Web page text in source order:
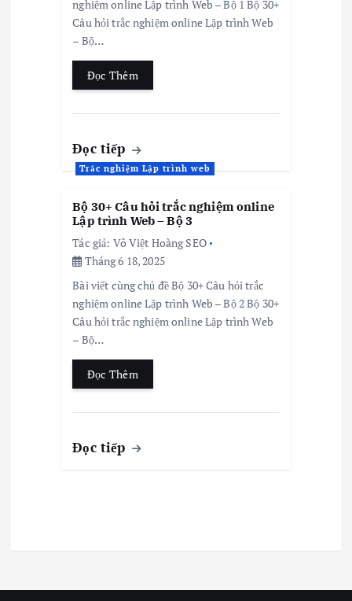
nghiệm online Lập trình Web – Bộ 1 Bộ 30+
Câu hỏi trắc nghiệm online Lập trình Web
– Bộ…
Đọc Thêm
Đọc tiếp
Trắc nghiệm Lập trình web
Bộ 30+ Câu hỏi trắc nghiệm online
Lập trình Web – Bộ 3
Tác giả: Võ Việt Hoàng SEO
Tháng 6 18, 2025
Bài viết cùng chủ đề Bộ 30+ Câu hỏi trắc
nghiệm online Lập trình Web – Bộ 2 Bộ 30+
Câu hỏi trắc nghiệm online Lập trình Web
– Bộ…
Đọc Thêm
Đọc tiếp